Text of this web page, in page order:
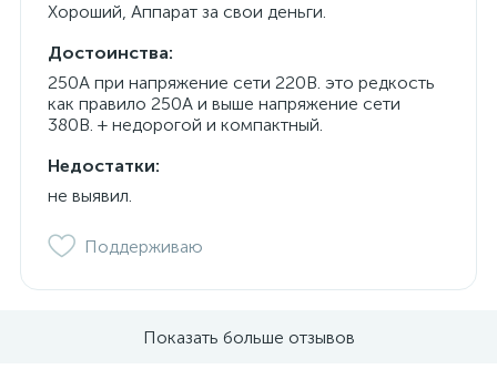
Хороший, Аппарат за свои деньги.
Достоинства:
250А при напряжение сети 220В. это редкость
как правило 250А и выше напряжение сети
380В. + недорогой и компактный.
Недостатки:
не выявил.
Поддерживаю
Показать больше отзывов